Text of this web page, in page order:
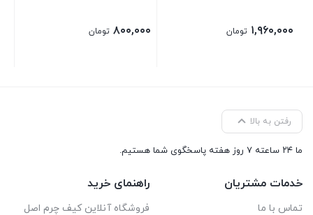
۱,۹۶۰,۰۰۰ تومان ۸۰۰,۰۰۰ تومان
رفتن به بالا
ما ۲۴ ساعته ۷ روز هفته پاسخگوی شما هستیم.
خدمات مشتریان
تماس با ما
راهنمای خرید
فروشگاه آنلاین کیف چرم اصل